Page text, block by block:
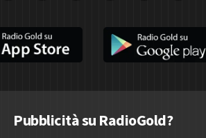
Pubblicità su RadioGold?